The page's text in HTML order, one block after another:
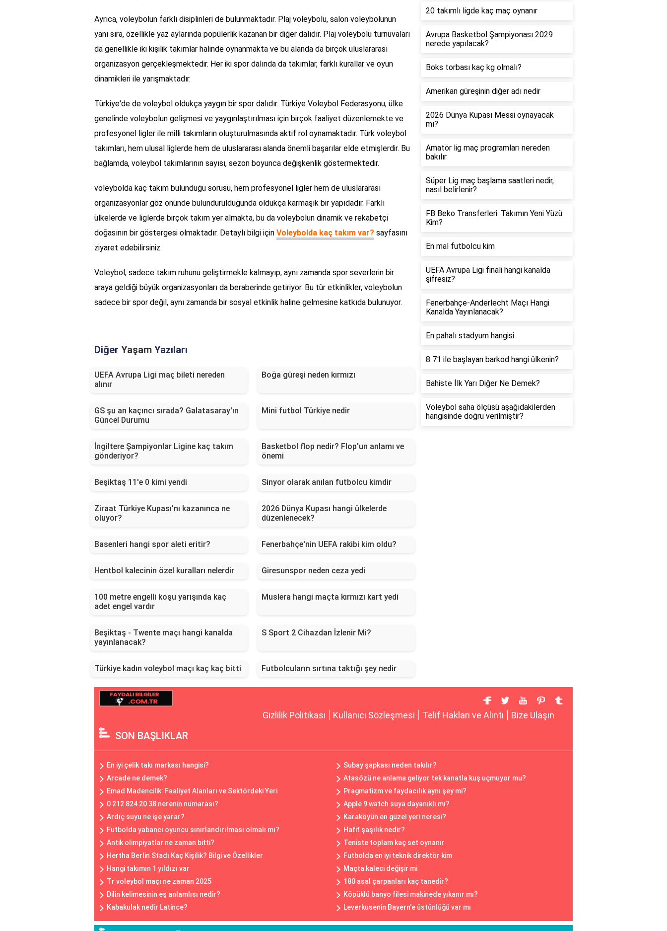
Ayrıca, voleybolun farklı disiplinleri de bulunmaktadır. Plaj voleybolu, salon voleybolunun
yanı sıra, özellikle yaz aylarında popülerlik kazanan bir diğer dalıdır. Plaj voleybolu turnuvaları
da genellikle iki kişilik takımlar halinde oynanmakta ve bu alanda da birçok uluslararası
organizasyon gerçekleşmektedir. Her iki spor dalında da takımlar, farklı kurallar ve oyun
dinamikleri ile yarışmaktadır.
Türkiye'de de voleybol oldukça yaygın bir spor dalıdır. Türkiye Voleybol Federasyonu, ülke
genelinde voleybolun gelişmesi ve yaygınlaştırılması için birçok faaliyet düzenlemekte ve
profesyonel ligler ile milli takımların oluşturulmasında aktif rol oynamaktadır. Türk voleybol
takımları, hem ulusal liglerde hem de uluslararası alanda önemli başarılar elde etmişlerdir. Bu
bağlamda, voleybol takımlarının sayısı, sezon boyunca değişkenlik göstermektedir.
voleybolda kaç takım bulunduğu sorusu, hem profesyonel ligler hem de uluslararası
organizasyonlar göz önünde bulundurulduğunda oldukça karmaşık bir yapıdadır. Farklı
ülkelerde ve liglerde birçok takım yer almakta, bu da voleybolun dinamik ve rekabetçi
doğasının bir göstergesi olmaktadır. Detaylı bilgi için Voleybolda kaç takım var? sayfasını
ziyaret edebilirsiniz.
Voleybol, sadece takım ruhunu geliştirmekle kalmayıp, aynı zamanda spor severlerin bir
araya geldiği büyük organizasyonları da beraberinde getiriyor. Bu tür etkinlikler, voleybolun
sadece bir spor değil, aynı zamanda bir sosyal etkinlik haline gelmesine katkıda bulunuyor.
Diğer Yaşam Yazıları
UEFA Avrupa Ligi maç bileti nereden
alınır
Boğa güreşi neden kırmızı
GS şu an kaçıncı sırada? Galatasaray'ın
Güncel Durumu
Mini futbol Türkiye nedir
İngiltere Şampiyonlar Ligine kaç takım
gönderiyor?
Basketbol flop nedir? Flop'un anlamı ve
önemi
Beşiktaş 11'e 0 kimi yendi Sinyor olarak anılan futbolcu kimdir
Ziraat Türkiye Kupası'nı kazanınca ne
oluyor?
2026 Dünya Kupası hangi ülkelerde
düzenlenecek?
Basenleri hangi spor aleti eritir? Fenerbahçe'nin UEFA rakibi kim oldu?
Hentbol kalecinin özel kuralları nelerdir Giresunspor neden ceza yedi
100 metre engelli koşu yarışında kaç
adet engel vardır
Muslera hangi maçta kırmızı kart yedi
Beşiktaş - Twente maçı hangi kanalda
yayınlanacak?
S Sport 2 Cihazdan İzlenir Mi?
Türkiye kadın voleybol maçı kaç kaç bitti Futbolcuların sırtına taktığı şey nedir
20 takımlı ligde kaç maç oynanır
Avrupa Basketbol Şampiyonası 2029
nerede yapılacak?
Boks torbası kaç kg olmalı?
Amerikan güreşinin diğer adı nedir
2026 Dünya Kupası Messi oynayacak
mı?
Amatör lig maç programları nereden
bakılır
Süper Lig maç başlama saatleri nedir,
nasıl belirlenir?
FB Beko Transferleri: Takımın Yeni Yüzü
Kim?
En mal futbolcu kim
UEFA Avrupa Ligi finali hangi kanalda
şifresiz?
Fenerbahçe-Anderlecht Maçı Hangi
Kanalda Yayınlanacak?
En pahalı stadyum hangisi
8 71 ile başlayan barkod hangi ülkenin?
Bahiste İlk Yarı Diğer Ne Demek?
Voleybol saha ölçüsü aşağıdakilerden
hangisinde doğru verilmiştir?
Gizlilik Politikası Kullanıcı Sözleşmesi Telif Hakları ve Alıntı Bize Ulaşın
SON BAŞLIKLAR
En iyi çelik takı markası hangisi?
Subay şapkası neden takılır?
Arcade ne demek?
Atasözü ne anlama geliyor tek kanatla kuş uçmuyor mu?
Emad Madencilik: Faaliyet Alanları ve Sektördeki Yeri
Pragmatizm ve faydacılık aynı şey mi?
0 212 824 20 38 nerenin numarası?
Apple 9 watch suya dayanıklı mı?
Ardıç suyu ne işe yarar?
Karaköyün en güzel yeri neresi?
Futbolda yabancı oyuncu sınırlandırılması olmalı mı?
Hafif şaşılık nedir?
Antik olimpiyatlar ne zaman bitti?
Teniste toplam kaç set oynanır
Hertha Berlin Stadı Kaç Kişilik? Bilgi ve Özellikler
Futbolda en iyi teknik direktör kim
Hangi takımın 1 yıldızı var
Maçta kaleci değişir mi
Tr voleybol maçı ne zaman 2025
180 asal çarpanları kaç tanedir?
Dilin kelimesinin eş anlamlısı nedir?
Köpüklü banyo filesi makinede yıkanır mı?
Kabakulak nedir Latince?
Leverkusenin Bayern'e üstünlüğü var mı